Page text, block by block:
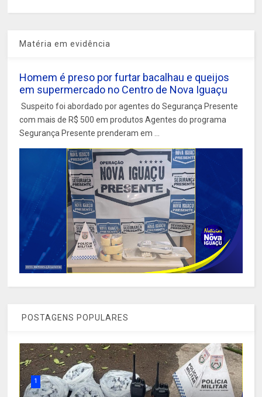
Matéria em evidência
Homem é preso por furtar bacalhau e queijos
em supermercado no Centro de Nova Iguaçu
Suspeito foi abordado por agentes do Segurança Presente
com mais de R$ 500 em produtos Agentes do programa
Segurança Presente prenderam em ...
POSTAGENS POPULARES
1